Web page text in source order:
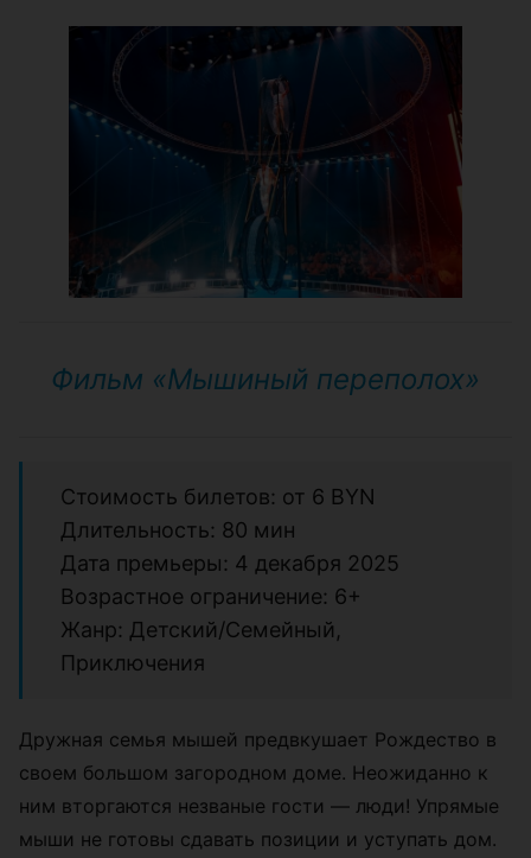
Фильм «Мышиный переполох»
Стоимость билетов: от 6 BYN
Длительность: 80 мин
Дата премьеры: 4 декабря 2025
Возрастное ограничение: 6+
Жанр: Детский/Семейный,
Приключения
Дружная семья мышей предвкушает Рождество в
своем большом загородном доме. Неожиданно к
ним вторгаются незваные гости — люди! Упрямые
мыши не готовы сдавать позиции и уступать дом.